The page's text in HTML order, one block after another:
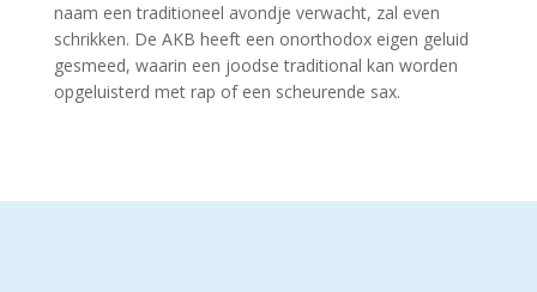
naam een traditioneel avondje verwacht, zal even
schrikken. De AKB heeft een onorthodox eigen geluid
gesmeed, waarin een joodse traditional kan worden
opgeluisterd met rap of een scheurende sax.